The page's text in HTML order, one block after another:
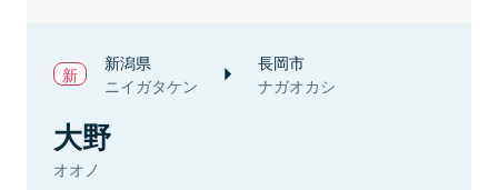
新潟県
ニイガタケン
長岡市
ナガオカシ
大野
オオノ